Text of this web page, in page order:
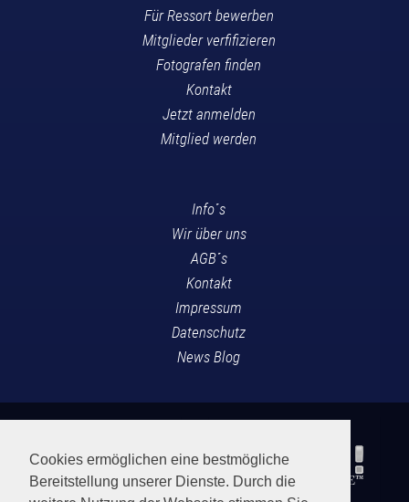
Cookies ermöglichen eine bestmögliche
Bereitstellung unserer Dienste. Durch die
Für Ressort bewerben
Mitglieder verfifizieren
Fotografen finden
Kontakt
Jetzt anmelden
Mitglied werden
Info´s
Wir über uns
AGB´s
Kontakt
Impressum
Datenschutz
News Blog